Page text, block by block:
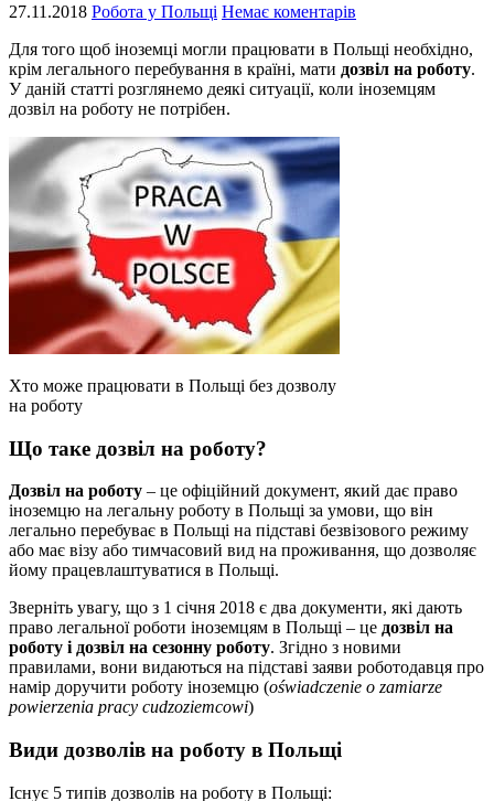
27.11.2018 Робота у Польщі Немає коментарів
Для того щоб іноземці могли працювати в Польщі необхідно,
крім легального перебування в країні, мати дозвіл на роботу.
У даній статті розглянемо деякі ситуації, коли іноземцям
дозвіл на роботу не потрібен.
Хто може працювати в Польщі без дозволу
на роботу
Що таке дозвіл на роботу?
Дозвіл на роботу – це офіційний документ, який дає право
іноземцю на легальну роботу в Польщі за умови, що він
легально перебуває в Польщі на підставі безвізового режиму
або має візу або тимчасовий вид на проживання, що дозволяє
йому працевлаштуватися в Польщі.
Зверніть увагу, що з 1 січня 2018 є два документи, які дають
право легальної роботи іноземцям в Польщі – це дозвіл на
роботу і дозвіл на сезонну роботу. Згідно з новими
правилами, вони видаються на підставі заяви роботодавця про
намір доручити роботу іноземцю (oświadczenie o zamiarze
powierzenia pracy cudzoziemcowi)
Види дозволів на роботу в Польщі
Існує 5 типів дозволів на роботу в Польщі: